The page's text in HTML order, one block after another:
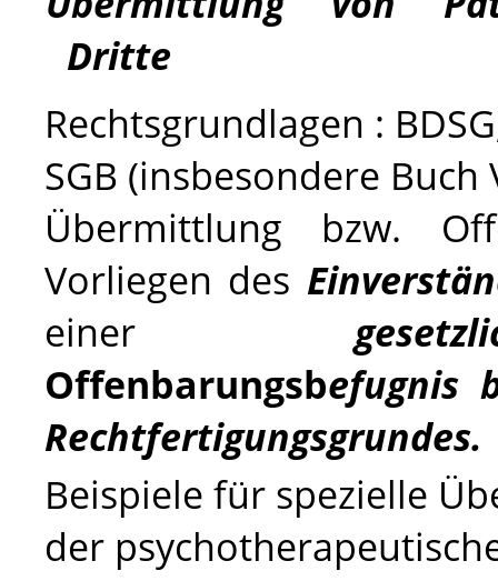
Dritte
Rechtsgrundlagen : BDSG
SGB (insbesondere Buch
Übermittlung bzw.
Vorliegen des
einer
Offenbarungsbefugnis
Rechtfertigungsgrundes.
Beispiele für spezielle
der